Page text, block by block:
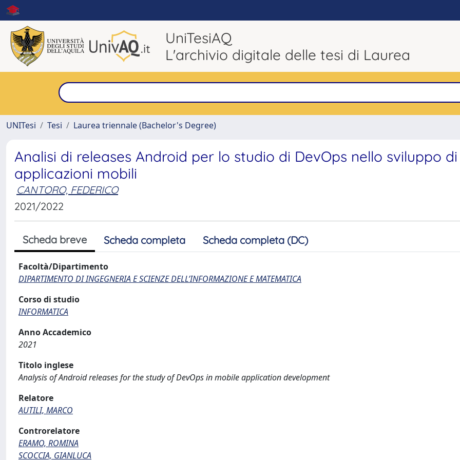
UniTesiAQ
L'archivio digitale delle tesi di Laurea
UNITesi
Tesi Laurea triennale (Bachelor's Degree)
Analisi di releases Android per lo studio di DevOps nello sviluppo di
applicazioni mobili
CANTORO, FEDERICO
2021/2022
Scheda breve Scheda completa Scheda completa (DC)
Facoltà/Dipartimento
DIPARTIMENTO DI INGEGNERIA E SCIENZE DELL’INFORMAZIONE E MATEMATICA
Corso di studio
INFORMATICA
Anno Accademico
2021
Titolo inglese
Analysis of Android releases for the study of DevOps in mobile application development
Relatore
AUTILI, MARCO
Controrelatore
ERAMO, ROMINA
SCOCCIA, GIANLUCA